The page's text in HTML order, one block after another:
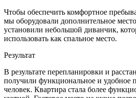
Чтобы обеспечить комфортное
мы оборудовали дополнительное
установили небольшой диванчик,
использовать как спальное место.
Результат
В результате перепланировки и
получили функциональное и удобное
человек. Квартира стала более